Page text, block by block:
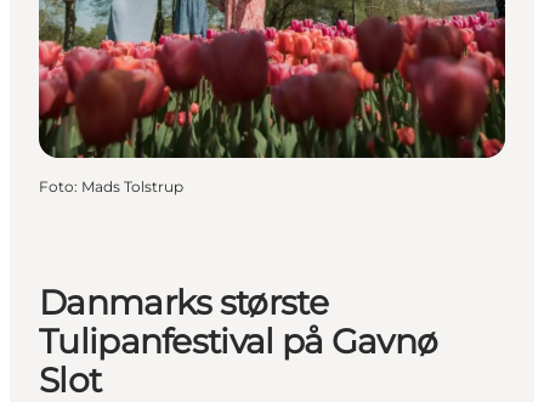
Foto: Mads Tolstrup
Danmarks største
Tulipanfestival på Gavnø
Slot